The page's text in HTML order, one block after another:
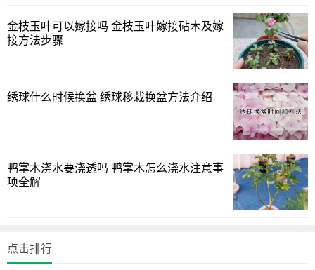
最好选择枝条的下半部分，成活更有保障，可以多剪取几
支，防止有些不生根，插穗的剪除很关键，要保证插穗的长
的斜面，下端的叶子去掉，顶端保留1-2对叶子。
1、浇水
插后一个月内，晴天气温28℃以下，每天傍晚浇水一次，
气温28℃以上，早上和傍晚各浇水一次，地膜覆盖的可减少
月除气温高、土壤干燥外，一般免再浇水。
金枝玉叶可以嫁接吗 金枝玉叶嫁接砧木及嫁
接方法步骤
绣球什么时候换盆 绣球移栽换盆方法介绍
鸭掌木浇水要浇透吗 鸭掌木怎么浇水注意事
项全解
点击排行